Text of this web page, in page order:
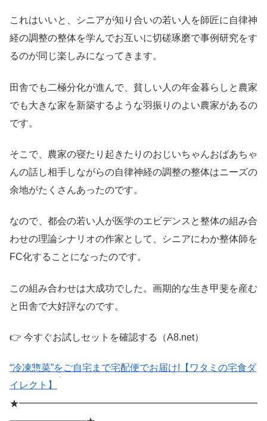
これはいいと、シニアが知り合いの若い人を師匠に自律神
経の調整の整体を学んでお互いに切磋琢磨で事例研究をす
るのが同じ楽しみになってきます。
田舎でも二極分化が進んで、貧しい人の年金暮らしと農家
でも大きな家を新築するような羽振りのよい農家があるの
です。
そこで、農家の寝たり起きたりのおじいちゃんおばあちゃ
んの話し相手しながらの自律神経の調整の整体はニーズの
余地がたくさんあったのです。
なので、都会の若い人が医学のエビデンスと整体の組み合
わせの理論シナリオの作家として、シニアにわか整体師を
FC化することになったのです。
この組み合わせは大成功でした。画期的な生き甲斐を産む
と田舎で大好評なのです。
👉 今すぐお試しセットを確認する（A8.net）
“冷凍惣菜”をご自宅まで宅配便でお届け!【ワタミの宅食ダ
イレクト】
★━━━━━━━━━━━━━━━━━━━━━━━━━